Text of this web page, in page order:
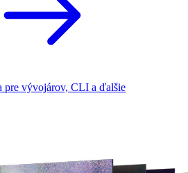
pre vývojárov, CLI a ďalšie